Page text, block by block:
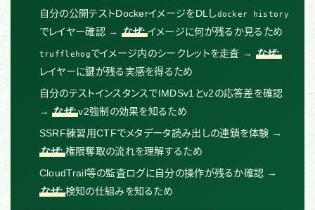
自分の公開テストDockerイメージをDLしdocker history
でレイヤー確認 → なぜ:イメージに何が残るか見るため
trufflehogでイメージ内のシークレットを走査 →
なぜ:
レイヤーに鍵が残る実感を得るため
自分のテストインスタンスでIMDSv1とv2の応答差を確認
→なぜ:v2強制の効果を知るため
SSRF練習用CTFでメタデータ読み出しの連鎖を体験 →
なぜ:権限奪取の流れを理解するため
CloudTrail等の監査ログに自分の操作が残るか確認 →
なぜ:検知の仕組みを知るため